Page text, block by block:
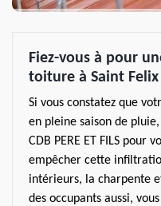
Fiez-vous à pour
toiture à Saint Felix
Si vous constatez que
en pleine saison de
CDB PERE ET FILS pour
empêcher cette
intérieurs, la charpente
des occupants aussi,